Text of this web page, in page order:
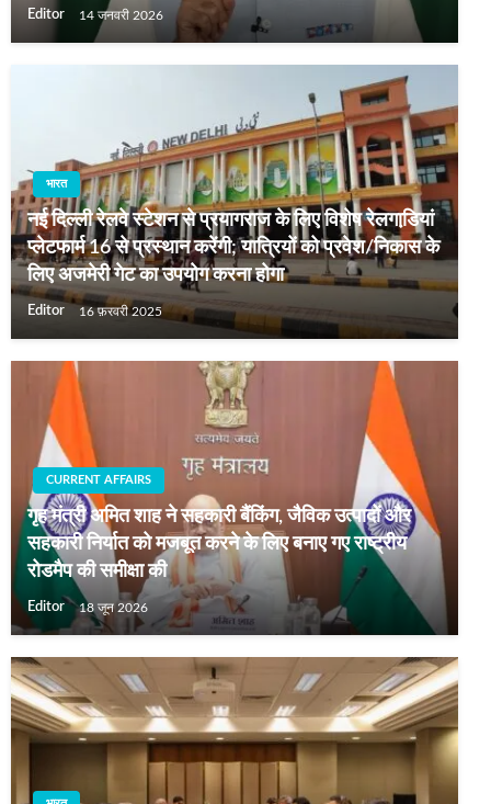
Editor 14 जनवरी 2026
भारत
नई दिल्ली रेलवे स्टेशन से प्रयागराज के लिए विशेष रेलगाडि़यां
प्लेटफार्म 16 से प्रस्थान करेंगी; यात्रियों को प्रवेश/निकास के
लिए अजमेरी गेट का उपयोग करना होगा
Editor 16 फ़रवरी 2025
CURRENT AFFAIRS
गृह मंत्री अमित शाह ने सहकारी बैंकिंग, जैविक उत्पादों और
सहकारी निर्यात को मजबूत करने के लिए बनाए गए राष्ट्रीय
रोडमैप की समीक्षा की
Editor 18 जून 2026